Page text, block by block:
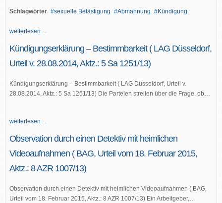
Schlagwörter sexuelle Belästigung Abmahnung Kündigung
weiterlesen ...
Kündigungserklärung – Bestimmbarkeit ( LAG Düsseldorf,
Urteil v. 28.08.2014, Aktz.: 5 Sa 1251/13)
Kündigungserklärung – Bestimmbarkeit ( LAG Düsseldorf, Urteil v.
28.08.2014, Aktz.: 5 Sa 1251/13) Die Parteien streiten über die Frage, ob…
weiterlesen ...
Observation durch einen Detektiv mit heimlichen
Videoaufnahmen ( BAG, Urteil vom 18. Februar 2015,
Aktz.: 8 AZR 1007/13)
Observation durch einen Detektiv mit heimlichen Videoaufnahmen ( BAG,
Urteil vom 18. Februar 2015, Aktz.: 8 AZR 1007/13) Ein Arbeitgeber,…